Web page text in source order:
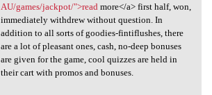
AU/games/jackpot/">read more</a> first half, won,
immediately withdrew without question. In
addition to all sorts of goodies-fintiflushes, there
are a lot of pleasant ones, cash, no-deep bonuses
are given for the game, cool quizzes are held in
their cart with promos and bonuses.